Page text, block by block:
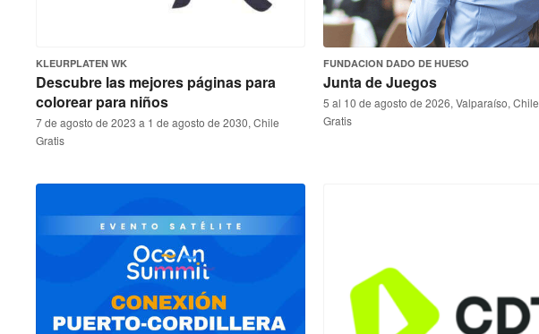
KLEURPLATEN WK
Descubre las mejores páginas para
colorear para niños
7 de agosto de 2023 a 1 de agosto de 2030, Chile
Gratis
FUNDACION DADO DE HUESO
Junta de Juegos
5 al 10 de agosto de 2026, Valparaíso, Chile
Gratis